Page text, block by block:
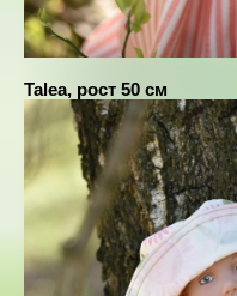
Talea, рост 50 см